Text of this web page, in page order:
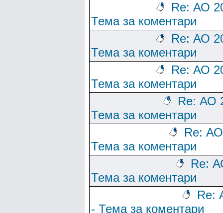
Re: АО
Тема за коментари
Re: АО
Тема за коментари
Re: АО
Тема за коментари
Re: АО
Тема за коментари
Re:
Тема за коментари
Re:
Тема за коментари
Re:
- Тема за коментари